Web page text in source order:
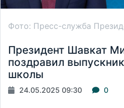
Фото: Пресс-служба
Президент Шавкат
поздравил
школы
24.05.2025 09:30 0